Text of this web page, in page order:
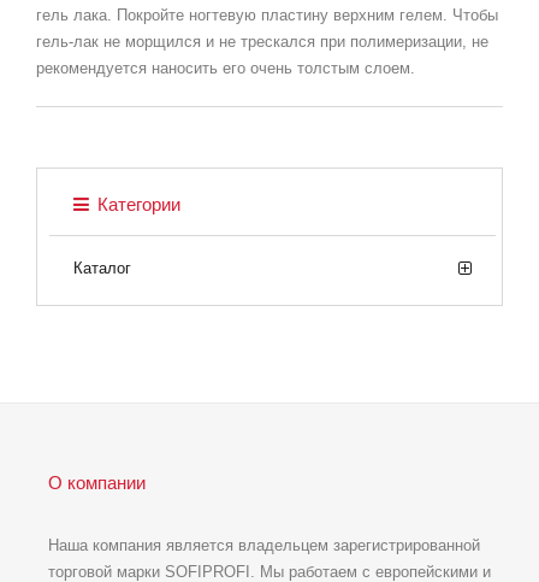
гель лака. Покройте ногтевую пластину верхним гелем. Чтобы
гель-лак не морщился и не трескался при полимеризации, не
рекомендуется наносить его очень толстым слоем.
Категории
Каталог
О компании
Наша компания является владельцем зарегистрированной
торговой марки SOFIPROFI. Мы работаем с европейскими и